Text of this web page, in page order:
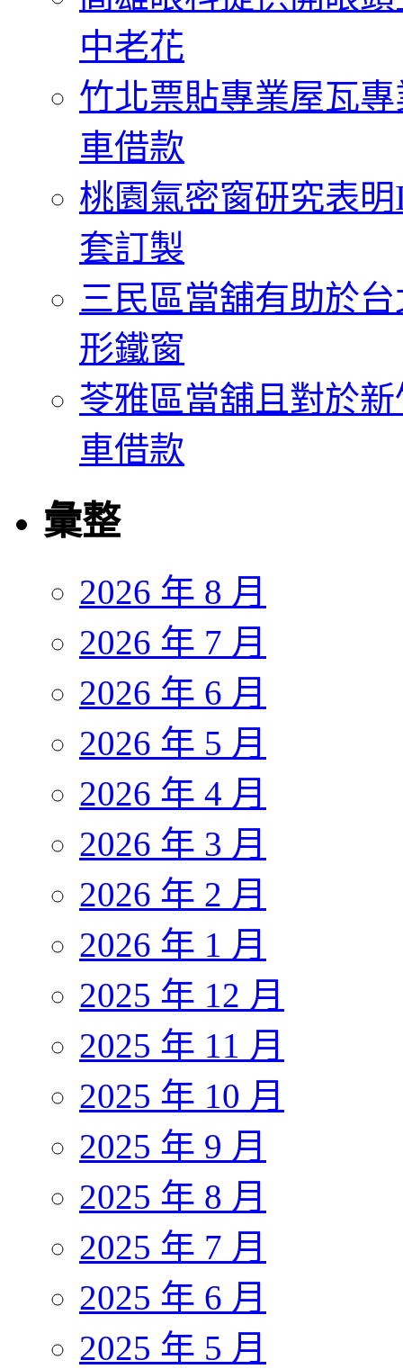
中老花
竹北票貼專業屋瓦
車借款
桃園氣密窗研究表
套訂製
三民區當舖有助於
形鐵窗
苓雅區當舖且對於
車借款
彙整
2026 年 8 月
2026 年 7 月
2026 年 6 月
2026 年 5 月
2026 年 4 月
2026 年 3 月
2026 年 2 月
2026 年 1 月
2025 年 12 月
2025 年 11 月
2025 年 10 月
2025 年 9 月
2025 年 8 月
2025 年 7 月
2025 年 6 月
2025 年 5 月